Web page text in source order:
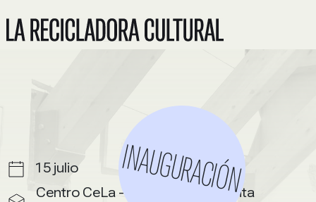
INAUGURACIÓN
15 julio
Centro CeLa - Almonacid de Zorita